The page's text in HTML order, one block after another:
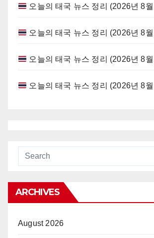
오늘의 태국 뉴스 정리 (2026년 8
오늘의 태국 뉴스 정리 (2026년 8
오늘의 태국 뉴스 정리 (2026년 8
오늘의 태국 뉴스 정리 (2026년 8
ARCHIVES
August 2026